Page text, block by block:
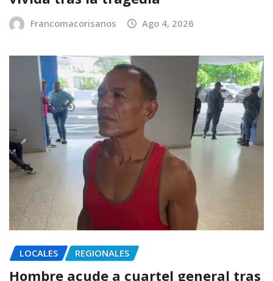
Francomacorisanos Ago 4, 2026
LOCALES REGIONALES
Hombre acude a cuartel general tras